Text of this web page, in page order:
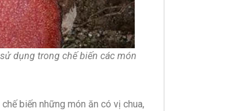
dụng trong chế biến các món
biến những món ăn có vị chua,